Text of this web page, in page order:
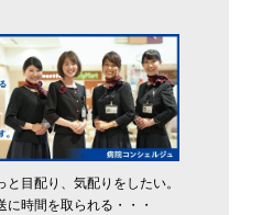
と目配り、気配りをしたい。
に時間を取られる・・・